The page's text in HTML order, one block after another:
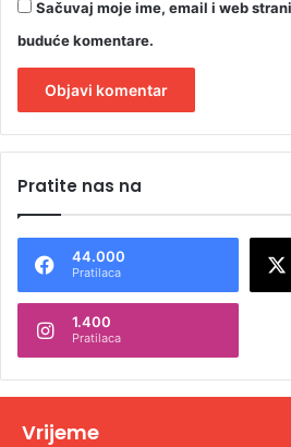
u
Sačuvaj moje ime, email i web
buduće komentare.
t
n
t
v
Pratite nas na
44.000
Pratilaca
1.400
Pratilaca
Vrijeme